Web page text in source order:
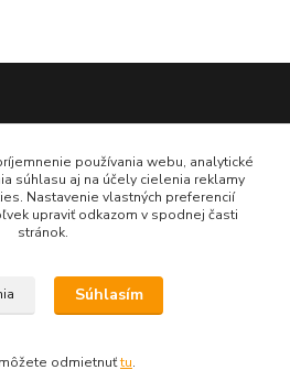
na Eshop-rychlo.sk
používania webu, analytické
súhlasu aj na účely cielenia reklamy
Nastavenie vlastných preferencií
upraviť odkazom v spodnej časti
stránok.
Súhlasím
odmietnuťtu.